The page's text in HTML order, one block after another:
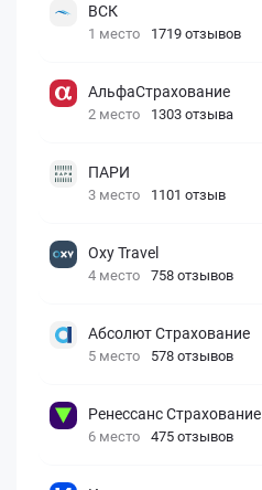
ВСК
1 место 1719 отзывов
АльфаСтрахование
2 место 1303 отзыва
ПАРИ
3 место 1101 отзыв
Oxy Travel
4 место 758 отзывов
Абсолют Страхование
5 место 578 отзывов
Ренессанс Страхование
6 место 475 отзывов